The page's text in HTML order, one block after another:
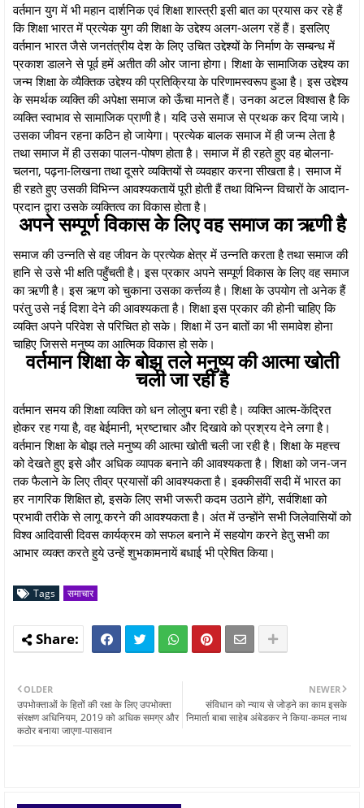
वर्तमान युग में भी महान दार्शनिक एवं शिक्षा शास्त्री इसी बात का प्रयास कर रहे हैं
कि शिक्षा भारत में प्रत्येक युग की शिक्षा के उद्देश्य अलग-अलग रहें हैं। इसलिए
वर्तमान भारत जैसे जनतंत्रीय देश के लिए उचित उद्देश्यों के निर्माण के सम्बन्ध में
प्रकाश डालने से पूर्व हमें अतीत की ओर जाना होगा। शिक्षा के सामाजिक उद्देश्य का
जन्म शिक्षा के व्यैक्तिक उद्देश्य की प्रतिक्रिया के परिणामस्वरूप हुआ है। इस उद्देश्य
के समर्थक व्यक्ति की अपेक्षा समाज को ऊँचा मानते हैं। उनका अटल विश्वास है कि
व्यक्ति स्वाभाव से सामाजिक प्राणी है। यदि उसे समाज से प्रथक कर दिया जाये।
उसका जीवन रहना कठिन हो जायेगा। प्रत्येक बालक समाज में ही जन्म लेता है
तथा समाज में ही उसका पालन-पोषण होता है। समाज में ही रहते हुए वह बोलना-
चलना, पढ़ना-लिखना तथा दूसरे व्यक्तियों से व्यवहार करना सीखता है। समाज में
ही रहते हुए उसकी विभिन्न आवश्यकतायें पूरी होती हैं तथा विभिन्न विचारों के आदान-
प्रदान द्वारा उसके व्यक्तित्व का विकास होता है।
अपने सम्पूर्ण विकास के लिए वह समाज का ऋणी है
समाज की उन्नति से वह जीवन के प्रत्येक क्षेत्र में उन्नति करता है तथा समाज की
हानि से उसे भी क्षति पहुँचती है। इस प्रकार अपने सम्पूर्ण विकास के लिए वह समाज
का ऋणी है। इस ऋण को चुकाना उसका कर्त्तव्य है। शिक्षा के उपयोग तो अनेक हैं
परंतु उसे नई दिशा देने की आवश्यकता है। शिक्षा इस प्रकार की होनी चाहिए कि
व्यक्ति अपने परिवेश से परिचित हो सके। शिक्षा में उन बातों का भी समावेश होना
चाहिए जिससे मनुष्य का आत्मिक विकास हो सके।
वर्तमान शिक्षा के बोझ तले मनुष्य की आत्मा खोती
चली जा रही है
वर्तमान समय की शिक्षा व्यक्ति को धन लोलुप बना रही है। व्यक्ति आत्म-केंद्रित
होकर रह गया है, वह बेईमानी, भ्रष्टाचार और दिखावे को प्रश्रय देने लगा है।
वर्तमान शिक्षा के बोझ तले मनुष्य की आत्मा खोती चली जा रही है। शिक्षा के महत्त्व
को देखते हुए इसे और अधिक व्यापक बनाने की आवश्यकता है। शिक्षा को जन-जन
तक फैलाने के लिए तीव्र प्रयासों की आवश्यकता है। इक्कीसवीं सदी में भारत का
हर नागरिक शिक्षित हो, इसके लिए सभी जरूरी कदम उठाने होंगे, सर्वशिक्षा को
प्रभावी तरीके से लागू करने की आवश्यकता है। अंत में उन्होंने सभी जिलेवासियों को
विश्व आदिवासी दिवस कार्यक्रम को सफल बनाने में सहयोग करने हेतु सभी का
आभार व्यक्त करते हुये उन्हें शुभकामनायें बधाई भी प्रेषित किया।
Tags समाचार
NEWER
संविधान को न्याय से जोड़ने का काम इसके
निमार्ता बाबा साहेब अंबेडकर ने किया-कमल नाथ
OLDER
उपभोक्ताओं के हितों की रक्षा के लिए उपभोक्ता
संरक्षण अधिनियम, 2019 को अधिक समग्र और
कठोर बनाया जाएगा-पासवान